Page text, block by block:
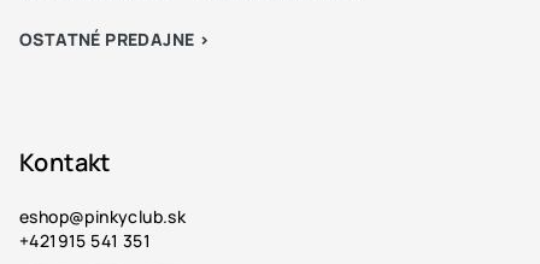
OSTATNÉ PREDAJNE >
Kontakt
eshop@pinkyclub.sk
+421915 541 351